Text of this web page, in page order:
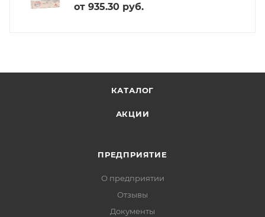
от 935.30 руб.
КАТАЛОГ
АКЦИИ
ПРЕДПРИЯТИЕ
О предприятии
Отзывы
Документы